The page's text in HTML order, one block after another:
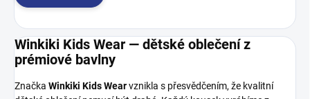
Winkiki Kids Wear — dětské oblečení z
prémiové bavlny
Značka Winkiki Kids Wearvznikla s přesvědčením, že kvalitní